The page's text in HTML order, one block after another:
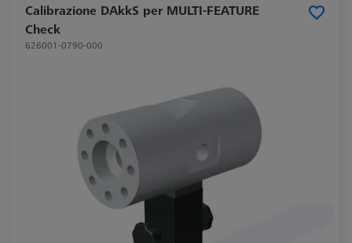
Calibrazione DAkkS per MULTI-FEATURE
Check
626001-0790-000